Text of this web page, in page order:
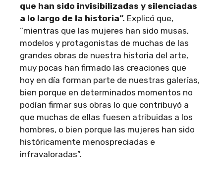
que han sido invisibilizadas y silenciadas
a lo largo de la historia”. Explicó que,
“mientras que las mujeres han sido musas,
modelos y protagonistas de muchas de las
grandes obras de nuestra historia del arte,
muy pocas han firmado las creaciones que
hoy en día forman parte de nuestras galerías,
bien porque en determinados momentos no
podían firmar sus obras lo que contribuyó a
que muchas de ellas fuesen atribuidas a los
hombres, o bien porque las mujeres han sido
históricamente menospreciadas e
infravaloradas”.